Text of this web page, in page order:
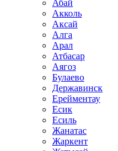
Абай
Акколь
Аксай
Алга
Арал
Атбасар
Аягоз
Булаево
Державинск
Ерейментау
Есик
Есиль
Жанатас
Жаркент